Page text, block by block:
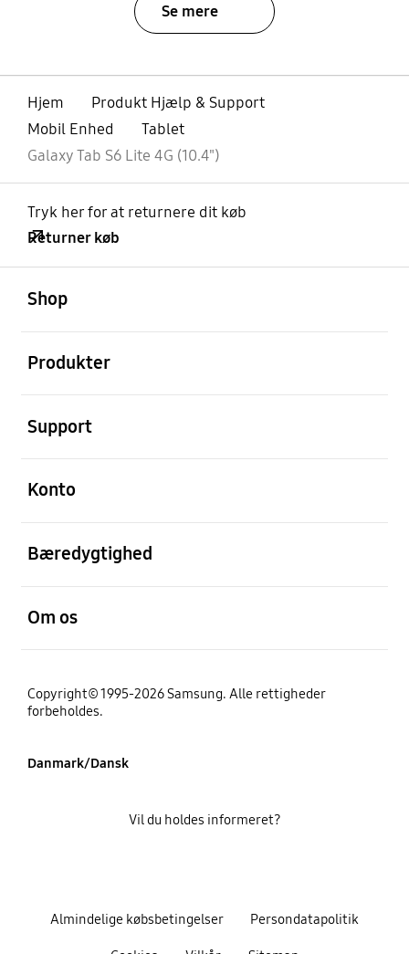
Se mere
Hjem
Produkt Hjælp & Support
Mobil Enhed
Tablet
Galaxy Tab S6 Lite 4G (10.4")
Tryk her for at returnere dit køb
Returner køb
Shop
Produkter
Support
Konto
Bæredygtighed
Om os
Copyright© 1995-2026 Samsung. Alle rettigheder
forbeholdes.
Danmark/Dansk
Almindelige købsbetingelser Persondatapolitik
Vil du holdes informeret?